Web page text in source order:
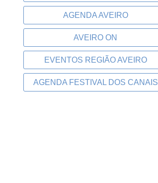
AGENDA AVEIRO
AVEIRO ON
EVENTOS REGIÃO AVEIRO
AGENDA FESTIVAL DOS CANAIS